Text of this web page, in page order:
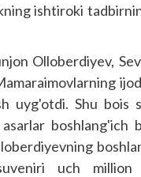
ishtiroki
Olloberdiyev,
uyg'otdi. Shu bois
boshlang'ich
uch million